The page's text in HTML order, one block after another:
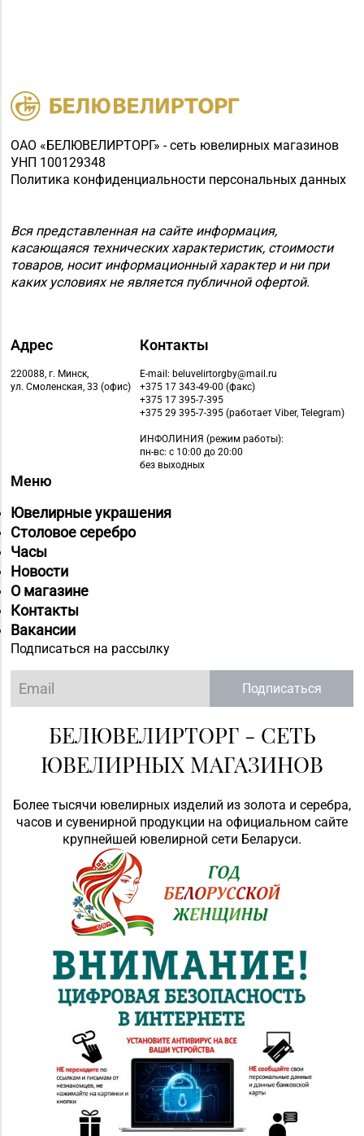
ОАО «БЕЛЮВЕЛИРТОРГ» - сеть ювелирных магазинов
УНП 100129348
Политика конфиденциальности персональных данных
Вся представленная на сайте информация,
касающаяся технических характеристик, стоимости
товаров, носит информационный характер и ни при
каких условиях не является публичной офертой.
Адрес
220088, г. Минск,
ул. Смоленская, 33 (офис)
Контакты
E-mail: beluvelirtorgby@mail.ru
+375 17 343-49-00 (факс)
+375 17 395-7-395
+375 29 395-7-395 (работает Viber, Telegram)
ИНФОЛИНИЯ (режим работы):
пн-вс: с 10:00 до 20:00
без выходных
Меню
Ювелирные украшения
Столовое серебро
Часы
Новости
О магазине
Контакты
Вакансии
Подписаться на рассылку
Подписаться
БЕЛЮВЕЛИРТОРГ - СЕТЬ
ЮВЕЛИРНЫХ МАГАЗИНОВ
Более тысячи ювелирных изделий из золота и серебра,
часов и сувенирной продукции на официальном сайте
крупнейшей ювелирной сети Беларуси.